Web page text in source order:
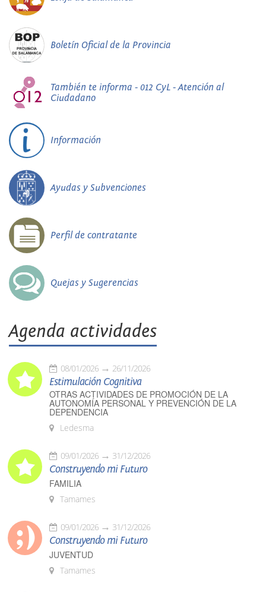
Boletín Oficial de la Provincia
También te informa - 012 CyL - Atención al
Ciudadano
Información
Ayudas y Subvenciones
Perfil de contratante
Quejas y Sugerencias
Agenda actividades
08/01/2026 26/11/2026
Estimulación Cognitiva
OTRAS ACTIVIDADES DE PROMOCIÓN DE LA
AUTONOMÍA PERSONAL Y PREVENCIÓN DE LA
DEPENDENCIA
Ledesma
09/01/2026 31/12/2026
Construyendo mi Futuro
FAMILIA
Tamames
09/01/2026 31/12/2026
Construyendo mi Futuro
JUVENTUD
Tamames